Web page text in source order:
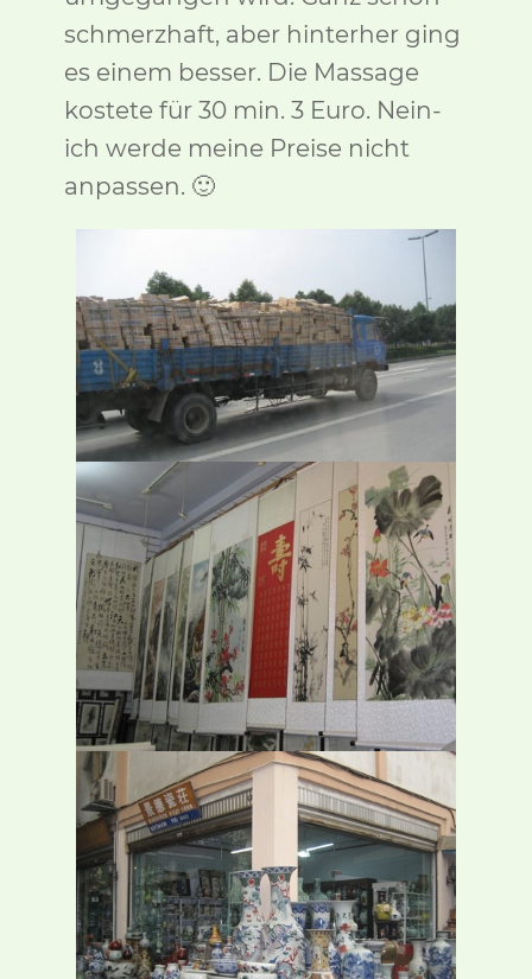
schmerzhaft, aber hinterher ging
es einem besser. Die Massage
kostete für 30 min. 3 Euro. Nein-
ich werde meine Preise nicht
anpassen. 🙂